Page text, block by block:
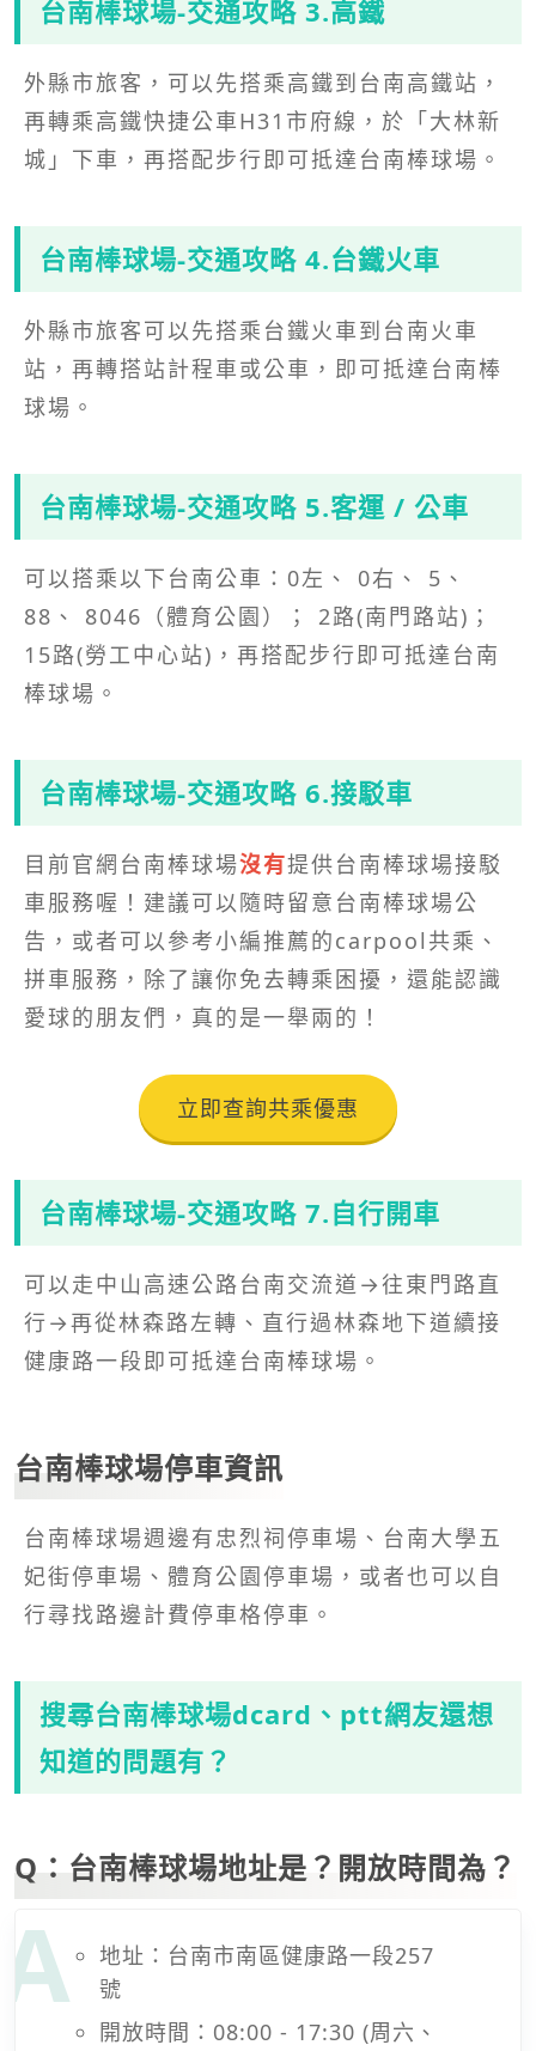
台南棒球場-交通攻略 3.高鐵
外縣市旅客，可以先搭乘高鐵到台南高鐵站，
再轉乘高鐵快捷公車H31市府線，於「大林新
城」下車，再搭配步行即可抵達台南棒球場。
台南棒球場-交通攻略 4.台鐵火車
外縣市旅客可以先搭乘台鐵火車到台南火車
站，再轉搭站計程車或公車，即可抵達台南棒
球場。
台南棒球場-交通攻略 5.客運 / 公車
可以搭乘以下台南公車：0左、 0右、 5、
88、 8046（體育公園）； 2路(南門路站)；
15路(勞工中心站)，再搭配步行即可抵達台南
棒球場。
台南棒球場-交通攻略 6.接駁車
目前官網台南棒球場沒有提供台南棒球場接駁
車服務喔！建議可以隨時留意台南棒球場公
告，或者可以參考小編推薦的carpool共乘、
拼車服務，除了讓你免去轉乘困擾，還能認識
愛球的朋友們，真的是一舉兩的！
立即查詢共乘優惠
台南棒球場-交通攻略 7.自行開車
可以走中山高速公路台南交流道→往東門路直
行→再從林森路左轉、直行過林森地下道續接
健康路一段即可抵達台南棒球場。
台南棒球場停車資訊
台南棒球場週邊有忠烈祠停車場、台南大學五
妃街停車場、體育公園停車場，或者也可以自
行尋找路邊計費停車格停車。
搜尋台南棒球場dcard、ptt網友還想
知道的問題有？
Q：台南棒球場地址是？開放時間為？
地址：台南市南區健康路一段257
號
開放時間：08:00 - 17:30 (周六、